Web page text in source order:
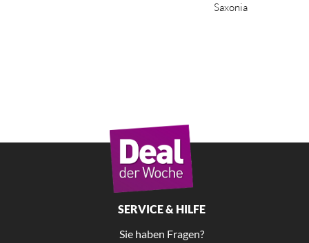
Saxonia
SERVICE & HILFE
Sie haben Fragen?